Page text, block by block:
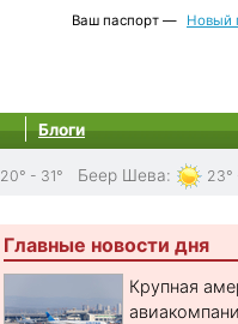
Ваш паспорт — Новый
Блоги
20° - 31° Беер Шева: 23°
Главные новости дня
Крупная